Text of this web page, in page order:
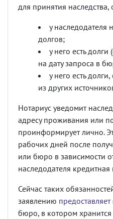
для принятия наследства,
у наследодателя
долгов;
у него есть
на дату запроса в
у него есть
из других
Нотариус уведомит
адресу проживания или
проинформирует лично.
рабочих дней после
или бюро в зависимости
наследодателя кредитная
Сейчас таких
заявлению предоставляет
бюро, в котором